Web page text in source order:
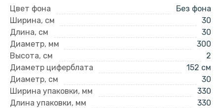
Цвет фона
Без фона
Ширина, см
30
Длина, см
30
Диаметр, мм
300
Высота, см
2
Диаметр циферблата
152 см
Диаметр, см
30
Ширина упаковки, мм
330
Длина упаковки, мм
330